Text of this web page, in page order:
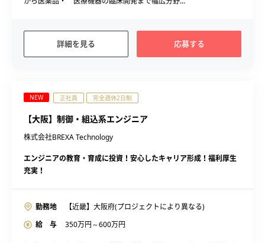
詳細を見る 応募する
NEW 正社員 完全週休2日制
【大阪】制御・組込系エンジニア
株式会社BREXA Technology
エンジニアの教育・育成に投資！安心したキャリア形成！福利厚生
充実！
勤務地
【近畿】大阪府(プロジェクトにより異なる)
給 与
350万円～600万円